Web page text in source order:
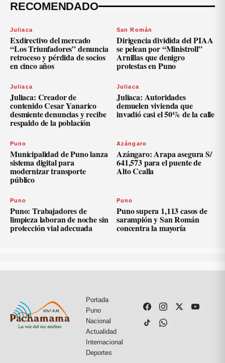
RECOMENDADO
Juliaca
Exdirectivo del mercado
“Los Triunfadores” denuncia
retroceso y pérdida de socios
en cinco años
San Román
Dirigencia dividida del PIAA
se pelean por “Ministroll”
Arnillas que denigro
protestas en Puno
Juliaca
Juliaca: Creador de
contenido Cesar Yanarico
desmiente denuncias y recibe
respaldo de la población
Juliaca
Juliaca: Autoridades
demuelen vivienda que
invadió casi el 50% de la calle
Puno
Municipalidad de Puno lanza
sistema digital para
modernizar transporte
público
Azángaro
Azángaro: Arapa asegura S/
641,573 para el puente de
Alto Ccalla
Puno
Puno: Trabajadores de
limpieza laboran de noche sin
protección vial adecuada
Puno
Puno supera 1,113 casos de
sarampión y San Román
concentra la mayoría
Portada
Puno
Nacional
Actualidad
Internacional
Deportes